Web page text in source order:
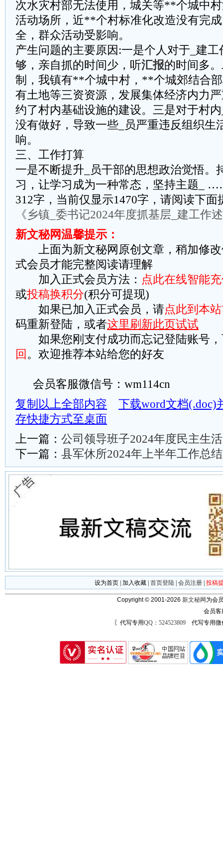
次水灾村部无法使用，城关等**个城中
活动场所，近**个村标准化改造没有完
全，群众活动受影响。
产生问题的主要原因:一是个人对于_建
够，亲自抓的时间少，听汇报的时间多
制，我镇有**个城中村，**个城郊结合
有土地等三资资源，发展集体经济内力
约了村内基础设施的建设。三是对于村
没有做好，导致一些_员严重违反组织生
响。
三、工作打算
一是不断提升_员干部的思想政治觉悟。
习，让学习成为一种常态，坚持主题_
312字，当前仅显示1470字，请阅读下面
《乡镇_委书记2024年度抓基层_建工作
新文秘网温馨提示：
上面为新文秘网原创文章，稍加修改
式会员才能完整阅读请理解
加入正式会员方法： 点此在线智能
或投稿换积分(积分可提现)
如果已加入正式会员，请点此到本
码重新登陆，或者这里刷新此页试试
如果您刚支付成功而忘记登陆账号，
回 。欢迎推荐本站给您的好友
会员客服微信号：wm114cn
复制以上全部内容
下载word文档(.doc)
存快捷方式至桌面
上一篇： 公司领导班子2024年度民主生
下一篇： 县军休所2024年上半年工作总
设为首页 加入收藏 首页登陆 会员注册 投稿
Copyright © 2001-2026 新文秘网 为会
会员
〖代写专用QQ：524523809代写专用微